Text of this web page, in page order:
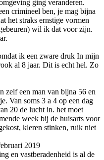
ging veranderen.
crimineel ben, je mag bijna
het straks ernstige vormen
wil ik dat voor zijn.
ik een zware druk In mijn
al 8 jaar. Dit is echt hel. Zo
zelf een man van bijna 56 en
Van soms 3 a 4 op een dag
20 de lucht in. het moet
week bij de huisarts voor
kleren stinken, ruik niet
2019
en vastberadenheid is al de